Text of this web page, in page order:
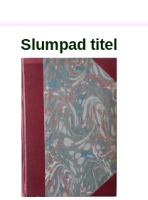
Slumpad titel